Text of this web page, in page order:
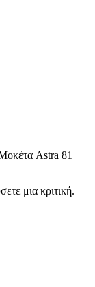
Astra 81
μια κριτική.